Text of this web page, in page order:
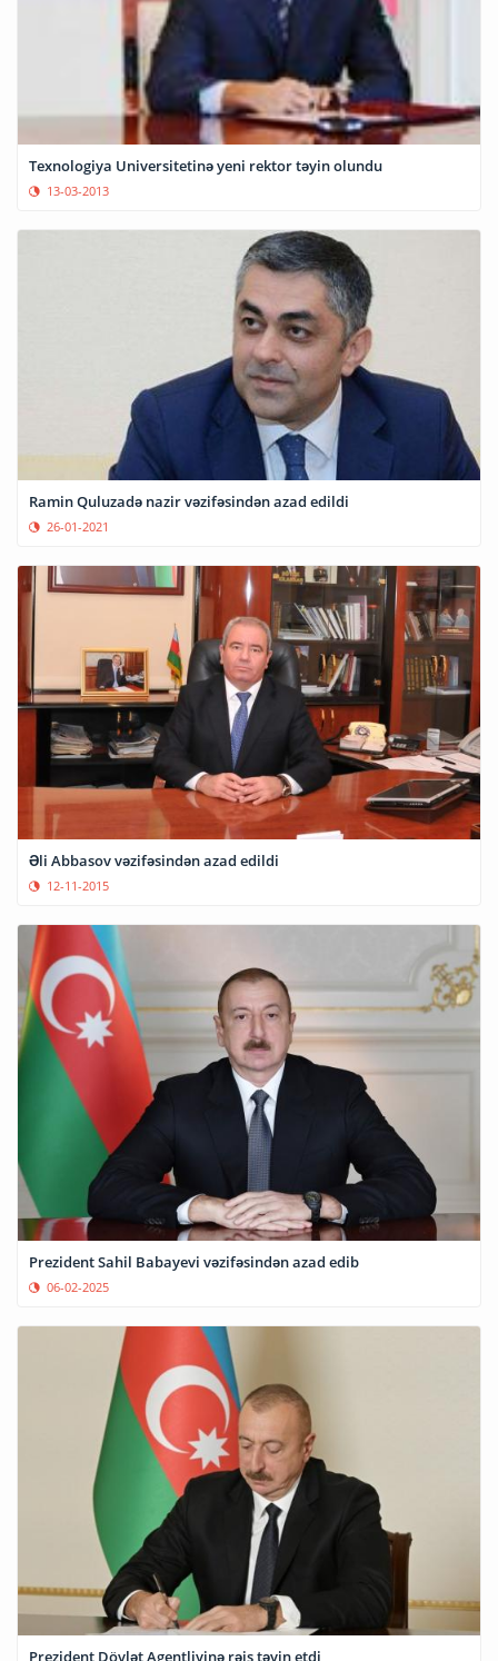
Texnologiya Universitetinə yeni rektor təyin olundu
13-03-2013
Ramin Quluzadə nazir vəzifəsindən azad edildi
26-01-2021
Əli Abbasov vəzifəsindən azad edildi
12-11-2015
Prezident Sahil Babayevi vəzifəsindən azad edib
06-02-2025
Prezident Dövlət Agentliyinə rəis təyin etdi